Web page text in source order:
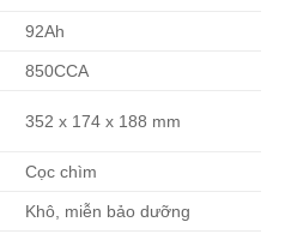
92Ah
850CCA
352 x 174 x 188 mm
Cọc chìm
Khô, miễn bảo dưỡng